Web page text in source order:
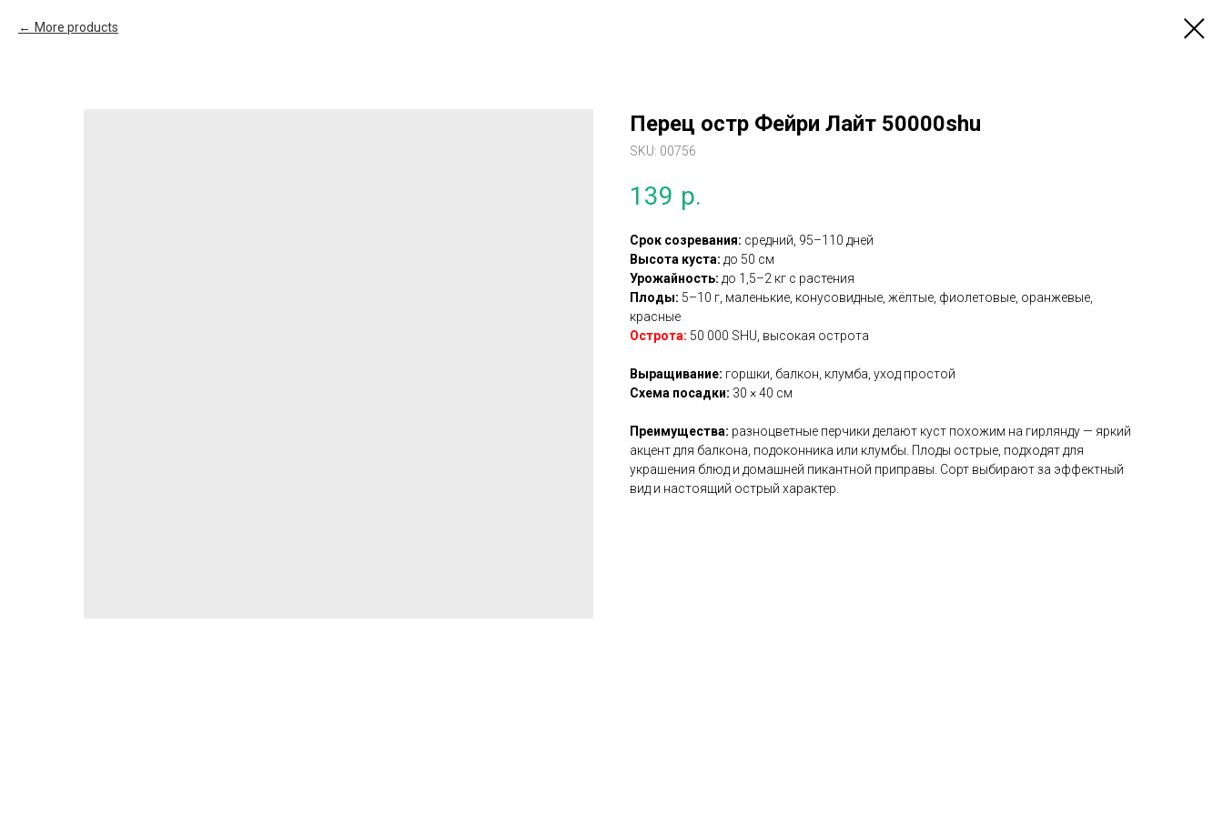
More products
Перец остр Фейри Лайт 50000shu
SKU: 00756
139 р.
Срок созревания: средний, 95–110 дней
Высота куста: до 50 см
Урожайность: до 1,5–2 кг с растения
Плоды: 5–10 г, маленькие, конусовидные, жёлтые, фиолетовые, оранжевые,
красные
Острота: 50 000 SHU, высокая острота
Выращивание: горшки, балкон, клумба, уход простой
Схема посадки: 30 × 40 см
Преимущества: разноцветные перчики делают куст похожим на гирлянду — яркий
акцент для балкона, подоконника или клумбы. Плоды острые, подходят для
украшения блюд и домашней пикантной приправы. Сорт выбирают за эффектный
вид и настоящий острый характер.